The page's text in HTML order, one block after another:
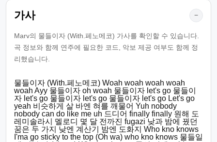
가사 −
Marv의 물들이자 (With.페노메코) 가사를 확인할 수 있습니다.
곡 정보와 함께 연주에 필요한 코드, 악보 제공 여부도 함께 정
리했습니다.
물들이자 (With.페노메코) Woah woah woah woah
woah Ayy 물들이자 oh woah 물들이자 let's go 물들이
자 let's go 물들이자 let's go 물들이자 let's go Let's go
yeah 비슷하게 살 바엔 혀를 깨물어 Yuh nobody
nobody can do like me uh 드디어 finally finally 원해 도
레미솔라시 멜로디 몇 달 전까진 fugazi 낮과 밤에 꿨던
꿈은 두 가지 낮엔 계산기 밤엔 도화지 Who kno knows
I'ma go sticky to the top (Oh wa) who kno knows 물들일